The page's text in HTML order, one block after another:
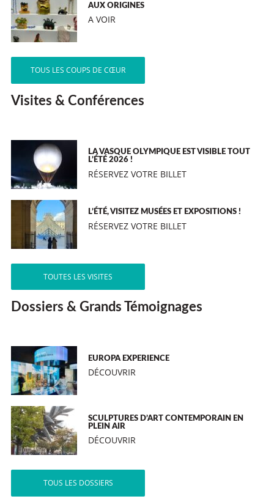
AUX ORIGINES
A VOIR
TOUS LES COUPS DE CŒUR
Visites & Conférences
LA VASQUE OLYMPIQUE EST VISIBLE TOUT
L’ÉTÉ 2026 !
RÉSERVEZ VOTRE BILLET
L’ÉTÉ, VISITEZ MUSÉES ET EXPOSITIONS !
RÉSERVEZ VOTRE BILLET
TOUTES LES VISITES
Dossiers & Grands Témoignages
EUROPA EXPERIENCE
DÉCOUVRIR
SCULPTURES D’ART CONTEMPORAIN EN
PLEIN AIR
DÉCOUVRIR
TOUS LES DOSSIERS